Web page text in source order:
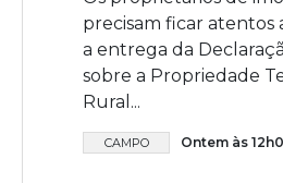
precisam ficar atentos
a entrega da
sobre a Propriedade
Rural...
CAMPO Ontem às